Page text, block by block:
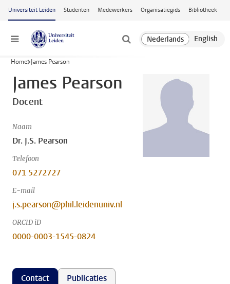
Ga naar hoofdinhoud
Universiteit Leiden Studenten Medewerkers Organisatiegids Bibliotheek
Menu
Home James Pearson
James Pearson
Docent
Naam
Dr. J.S. Pearson
Telefoon
071 5272727
E-mail
j.s.pearson@phil.leidenuniv.nl
ORCID iD
0000-0003-1545-0824
Contact
Publicaties